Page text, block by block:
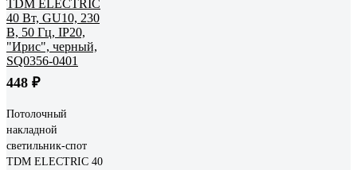
448 ₽
Потолочный
накладной
светильник-спот
TDM ELECTRIC 40